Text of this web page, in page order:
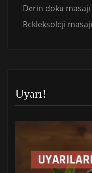
Derin doku masajı
Rekleksoloji masajı
Uyarı!